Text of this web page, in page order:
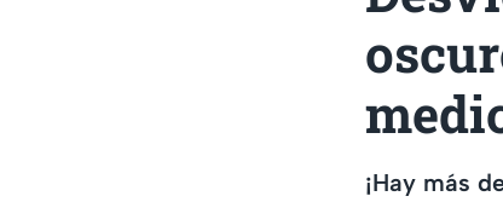
¡Hay más